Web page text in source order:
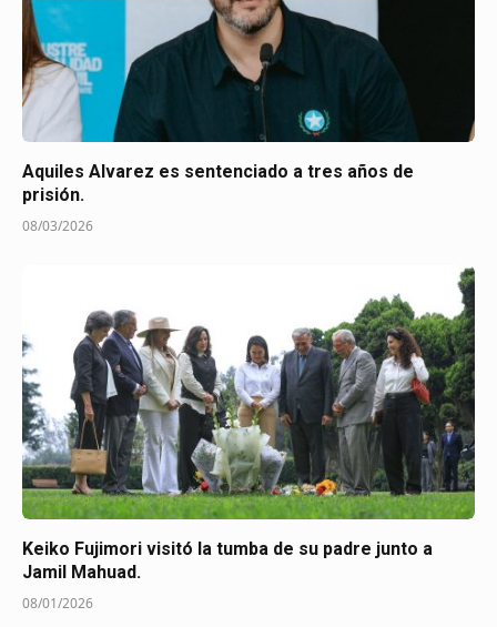
Aquiles Alvarez es sentenciado a tres años de
prisión.
08/03/2026
Keiko Fujimori visitó la tumba de su padre junto a
Jamil Mahuad.
08/01/2026